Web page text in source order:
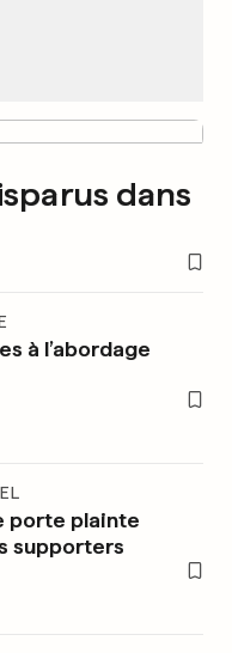
dans
à l’abordage
porte plainte
supporters